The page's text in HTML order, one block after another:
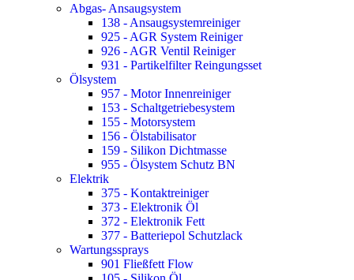
Abgas- Ansaugsystem
138 - Ansaugsystemreiniger
925 - AGR System Reiniger
926 - AGR Ventil Reiniger
931 - Partikelfilter Reingungsset
Ölsystem
957 - Motor Innenreiniger
153 - Schaltgetriebesystem
155 - Motorsystem
156 - Ölstabilisator
159 - Silikon Dichtmasse
955 - Ölsystem Schutz BN
Elektrik
375 - Kontaktreiniger
373 - Elektronik Öl
372 - Elektronik Fett
377 - Batteriepol Schutzlack
Wartungssprays
901 Fließfett Flow